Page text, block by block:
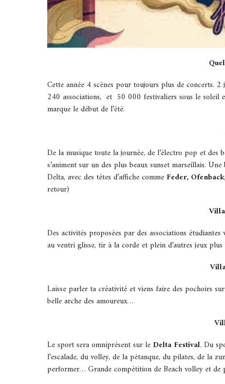
Cette année 4 scènes pour toujours plus de concerts.
240 associations, et 50 000 festivaliers sous le soleil
marque le début de l’été.
De la musique toute la journée, de l’électro pop et des
s’animent sur un des plus beaux sunset marseillais.
Delta, avec des têtes d’affiche comme Feder,
retour)
Des activités proposées par des associations
au ventri glisse, tir à la corde et plein d’autres jeux
Laisse parler ta créativité et viens faire des pochoirs
belle arche des amoureux…
Le sport sera omniprésent sur le Delta Festival. Du
l’escalade, du volley, de la pétanque, du pilates, de la
performer… Grande compétition de Beach volley et de